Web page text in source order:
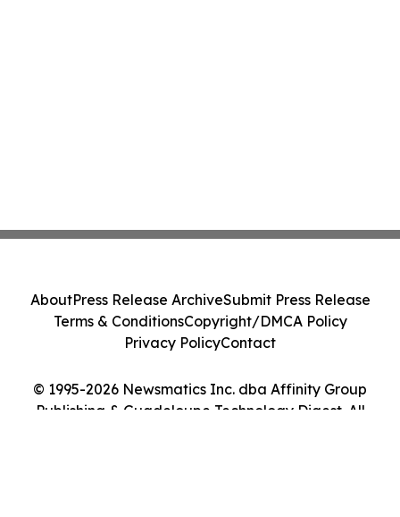
© 1995-2026 Newsmatics Inc. dba Affinity Group
Publishing & Guadeloupe Technology Digest. All
AboutPress Release ArchiveSubmit Press Release
Terms & ConditionsCopyright/DMCA Policy
Privacy PolicyContact